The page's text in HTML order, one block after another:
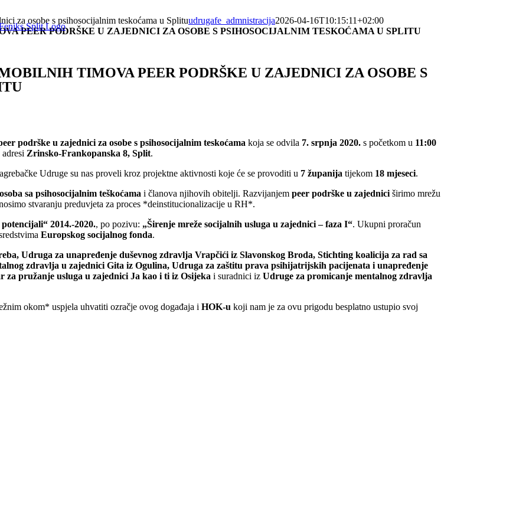
za osobe s psihosocijalnim teskoćama u Splituudrugafe_admnistracija2026-04-16T10:15:11+02:00
PEER PODRŠKE U ZAJEDNICI ZA OSOBE S PSIHOSOCIJALNIM TESKOĆAMA U SPLITU
TIMOVA PEER PODRŠKE U ZAJEDNICI ZA OSOBE S
podrške u zajednici za osobe s psihosocijalnim teskoćama koja se odvila 7. srpnja 2020. s početkom u 11:00
adresi Zrinsko-Frankopanska 8, Split.
Udruge su nas proveli kroz projektne aktivnosti koje će se provoditi u 7 županija tijekom 18 mjeseci.
sa psihosocijalnim teškoćama i članova njihovih obitelji. Razvijanjempeer podrške u zajednici širimo mrežu
stvaranju preduvjeta za proces *deinstitucionalizacije u RH*.
2014.-2020., po pozivu: „Širenje mreže socijalnih usluga u zajednici – faza I“. Ukupni proračun
Europskog socijalnog fonda.
Udruga za unapređenje duševnog zdravlja Vrapčići iz Slavonskog Broda, Stichting koalicija za rad sa
zdravlja u zajednici Gita iz Ogulina, Udruga za zaštitu prava psihijatrijskih pacijenata i unapređenje
pružanje usluga u zajednici Ja kao i ti iz Osijeka i suradnici izUdruge za promicanje mentalnog zdravlja
okom* uspjela uhvatiti ozračje ovog događaja iHOK-u koji nam je za ovu prigodu besplatno ustupio svoj